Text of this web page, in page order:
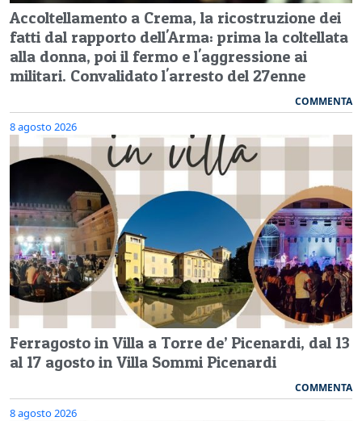
Accoltellamento a Crema, la ricostruzione dei
fatti dal rapporto dell'Arma: prima la coltellata
alla donna, poi il fermo e l'aggressione ai
militari. Convalidato l'arresto del 27enne
COMMENTA
8 agosto 2026
Ferragosto in Villa a Torre de’ Picenardi, dal 13
al 17 agosto in Villa Sommi Picenardi
COMMENTA
8 agosto 2026